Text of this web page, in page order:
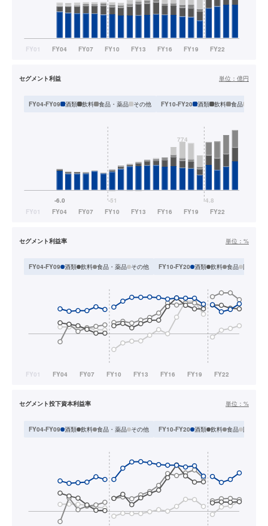
セグメント利益 単位： 億円
FY04-FY09 酒類 飲料 食品・薬品 その他 FY10-FY20 酒類 飲料 食品
セグメント利益率 単位： %
FY04-FY09 酒類 飲料 食品・薬品 その他 FY10-FY20 酒類 飲料 食品 国際
セグメント投下資本利益率 単位： %
FY04-FY09 酒類 飲料 食品・薬品 その他 FY10-FY20 酒類 飲料 食品 国際